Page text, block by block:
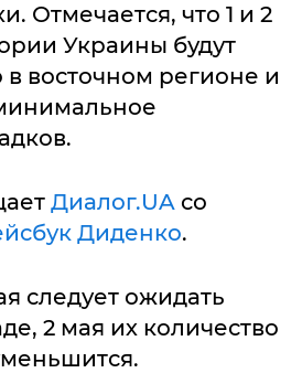
Отмечается, что 1 и 2
Украины будут
восточном регионе и
Диалог.UA со
Диденко.
следует ожидать
2 мая их количество